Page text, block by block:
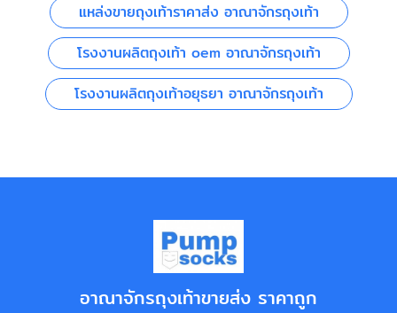
แหล่งขายถุงเท้าราคาส่ง อาณาจักรถุงเท้า
โรงงานผลิตถุงเท้า oem อาณาจักรถุงเท้า
โรงงานผลิตถุงเท้าอยุธยา อาณาจักรถุงเท้า
อาณาจักรถุงเท้าขายส่ง ราคาถูก